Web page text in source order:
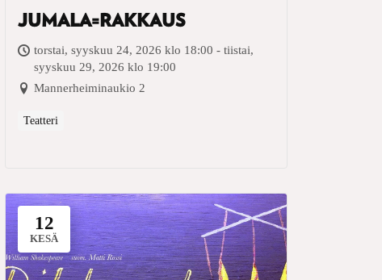
JUMALA=RAKKAUS
torstai, syyskuu 24, 2026 klo 18:00 - tiistai,
syyskuu 29, 2026 klo 19:00
Mannerheiminaukio 2
Teatteri
12
KESÄ